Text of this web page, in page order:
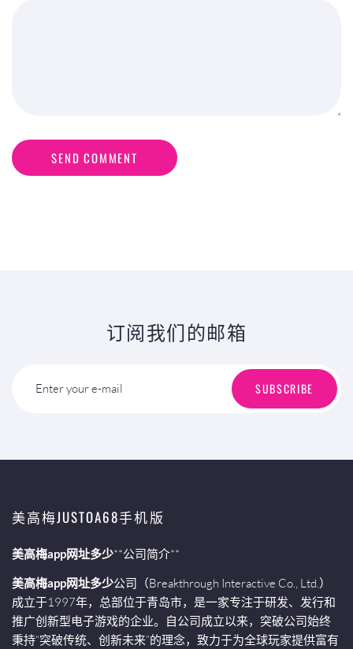
SEND COMMENT
订阅我们的邮箱
Enter your e-mail SUBSCRIBE
美高梅JUSTOA68手机版
美高梅app网址多少**公司简介**
美高梅app网址多少公司（Breakthrough Interactive Co., Ltd.）
成立于1997年，总部位于青岛市，是一家专注于研发、发行和
推广创新型电子游戏的企业。自公司成立以来，突破公司始终
秉持“突破传统、创新未来”的理念，致力于为全球玩家提供富有